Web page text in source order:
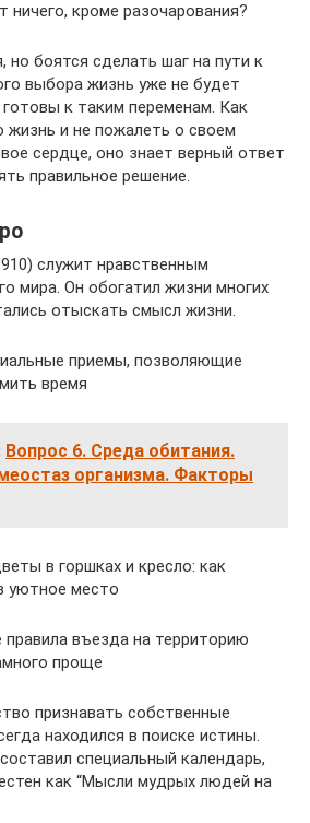
ничего, кроме разочарования?
но боятся сделать шаг на пути к
выбора жизнь уже не будет
к таким переменам. Как
жизнь и не пожалеть о своем
сердце, оно знает верный ответ
правильное решение.
служит нравственным
мира. Он обогатил жизни многих
отыскать смысл жизни.
приемы, позволяющие
время
Вопрос 6. Среда обитания.
организма. Факторы
в горшках и кресло: как
уютное место
правила въезда на территорию
проще
признавать собственные
находился в поиске истины.
специальный календарь,
как “Мысли мудрых людей на